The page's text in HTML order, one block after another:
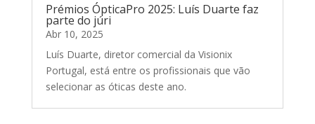
Prémios ÓpticaPro 2025: Luís Duarte faz
parte do júri
Abr 10, 2025
Luís Duarte, diretor comercial da Visionix
Portugal, está entre os profissionais que vão
selecionar as óticas deste ano.